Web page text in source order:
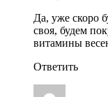
Да, уже скоро
своя, будем
витамины
Ответить